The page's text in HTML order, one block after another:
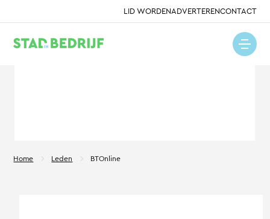
LID WORDENADVERTERENCONTACT
Home Leden BTOnline